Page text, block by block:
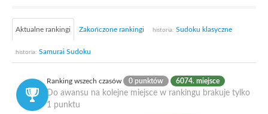
Aktualne rankingi Zakończone rankingi historia: Sudoku klasyczne
historia: Samurai Sudoku
Ranking wszech czasów 0 punktów 6074. miejsce
Do awansu na kolejne miejsce w rankingu brakuje tylko
1 punktu